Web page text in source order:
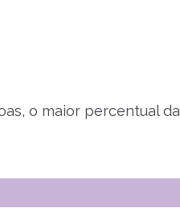
o maior percentual